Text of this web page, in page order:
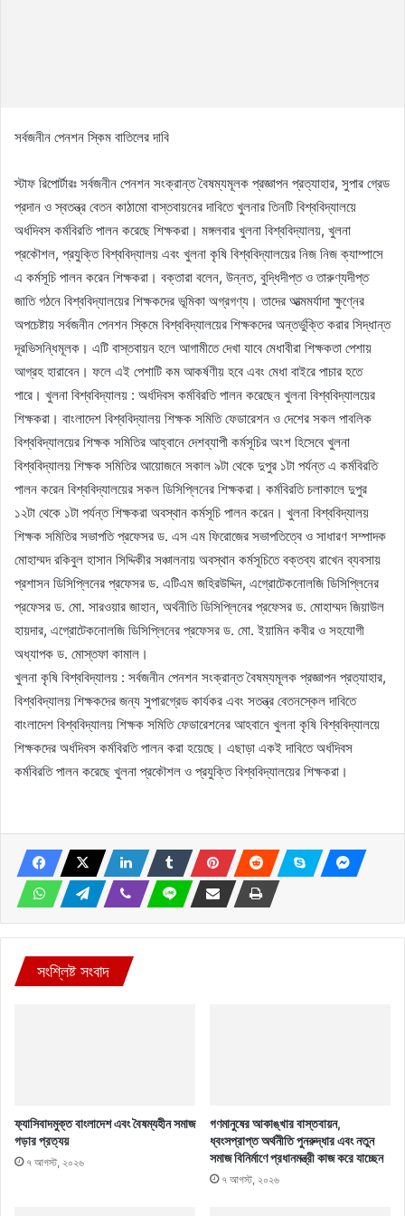
সর্বজনীন পেনশন স্কিম বাতিলের দাবি
স্টাফ রিপোর্টারঃ সর্বজনীন পেনশন সংক্রান্ত বৈষম্যমূলক প্রজ্ঞাপন প্রত্যাহার, সুপার গ্রেড
প্রদান ও স্বতন্ত্র বেতন কাঠামো বাস্তবায়নের দাবিতে খুলনার তিনটি বিশ্ববিদ্যালয়ে
অর্ধদিবস কর্মবিরতি পালন করেছে শিক্ষকরা। মঙ্গলবার খুলনা বিশ্ববিদ্যালয়, খুলনা
প্রকৌশল, প্রযুক্তি বিশ্ববিদ্যালয় এবং খুলনা কৃষি বিশ্ববিদ্যালয়ের নিজ নিজ ক্যাম্পাসে
এ কর্মসূচি পালন করেন শিক্ষকরা। বক্তারা বলেন, উন্নত, বুদ্ধিদীপ্ত ও তারুণ্যদীপ্ত
জাতি গঠনে বিশ্ববিদ্যালয়ের শিক্ষকদের ভূমিকা অগ্রগণ্য। তাদের আত্মমর্যাদা ক্ষুণ্নের
অপচেষ্টায় সর্বজনীন পেনশন স্কিমে বিশ্ববিদ্যালয়ের শিক্ষকদের অন্তর্ভুক্তি করার সিদ্ধান্ত
দূরভিসন্ধিমূলক। এটি বাস্তবায়ন হলে আগামীতে দেখা যাবে মেধাবীরা শিক্ষকতা পেশায়
আগ্রহ হারাবেন। ফলে এই পেশাটি কম আকর্ষণীয় হবে এবং মেধা বাইরে পাচার হতে
পারে। খুলনা বিশ্ববিদ্যালয় : অর্ধদিবস কর্মবিরতি পালন করেছেন খুলনা বিশ্ববিদ্যালয়ের
শিক্ষকরা। বাংলাদেশ বিশ্ববিদ্যালয় শিক্ষক সমিতি ফেডারেশন ও দেশের সকল পাবলিক
বিশ্ববিদ্যালয়ের শিক্ষক সমিতির আহ্বানে দেশব্যাপী কর্মসূচির অংশ হিসেবে খুলনা
বিশ্ববিদ্যালয় শিক্ষক সমিতির আয়োজনে সকাল ৯টা থেকে দুপুর ১টা পর্যন্ত এ কর্মবিরতি
পালন করেন বিশ্ববিদ্যালয়ের সকল ডিসিপ্লিনের শিক্ষকরা। কর্মবিরতি চলাকালে দুপুর
১২টা থেকে ১টা পর্যন্ত শিক্ষকরা অবস্থান কর্মসূচি পালন করেন। খুলনা বিশ্ববিদ্যালয়
শিক্ষক সমিতির সভাপতি প্রফেসর ড. এস এম ফিরোজের সভাপতিত্বে ও সাধারণ সম্পাদক
মোহাম্মদ রকিবুল হাসান সিদ্দিকীর সঞ্চালনায় অবস্থান কর্মসূচিতে বক্তব্য রাখেন ব্যবসায়
প্রশাসন ডিসিপ্লিনের প্রফেসর ড. এটিএম জহিরউদ্দিন, এগ্রোটেকনোলজি ডিসিপ্লিনের
প্রফেসর ড. মো. সারওয়ার জাহান, অর্থনীতি ডিসিপ্লিনের প্রফেসর ড. মোহাম্মদ জিয়াউল
হায়দার, এগ্রোটেকনোলজি ডিসিপ্লিনের প্রফেসর ড. মো. ইয়ামিন কবীর ও সহযোগী
অধ্যাপক ড. মোস্তফা কামাল।
খুলনা কৃষি বিশ্ববিদ্যালয় : সর্বজনীন পেনশন সংক্রান্ত বৈষম্যমূলক প্রজ্ঞাপন প্রত্যাহার,
বিশ্ববিদ্যালয় শিক্ষকদের জন্য সুপারগ্রেড কার্যকর এবং সতন্ত্র বেতনস্কেল দাবিতে
বাংলাদেশ বিশ্ববিদ্যালয় শিক্ষক সমিতি ফেডারেশনের আহবানে খুলনা কৃষি বিশ্ববিদ্যালয়ে
শিক্ষকদের অর্ধদিবস কর্মবিরতি পালন করা হয়েছে। এছাড়া একই দাবিতে অর্ধদিবস
কর্মবিরতি পালন করেছে খুলনা প্রকৌশল ও প্রযুক্তি বিশ্ববিদ্যালয়ের শিক্ষকরা।
সংশ্লিষ্ট সংবাদ
ফ্যাসিবাদমুক্ত বাংলাদেশ এবং বৈষম্যহীন সমাজ
গড়ার প্রত্যয়
৭ আগস্ট, ২০২৬
গণমানুষের আকাঙ্খার বাস্তবায়ন,
ধ্বংসপ্রাপ্ত অর্থনীতি পুনরুদ্ধার এবং নতুন
সমাজ বিনির্মাণে প্রধানমন্ত্রী কাজ করে যাচ্ছেন
৭ আগস্ট, ২০২৬